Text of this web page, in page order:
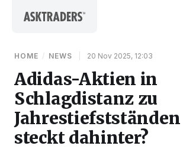
HOME / NEWS 20 Nov 2025, 12:03
Adidas-Aktien in
Schlagdistanz zu
steckt dahinter?